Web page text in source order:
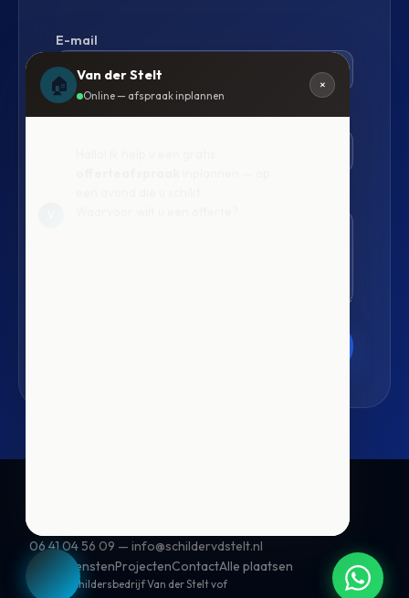
E-mail
Gewenste dienst
Diderica Mijnsenstraat, 4822WH Breda
06 41 04 56 09 — info@schildervdstelt.nl
Home
DienstenProjectenContactAlle plaatsen
© 2026 Schildersbedrijf Van der Stelt vof
🏠 Van der Stelt
Online — afspraak inplannen
×